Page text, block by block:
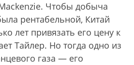
Чтобы добыча
рентабельной, Китай
лет привязать его цену к
Тайлер. Но тогда одно из
газа — его